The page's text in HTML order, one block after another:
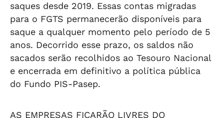
saques desde 2019. Essas contas migradas
para o FGTS permanecerão disponíveis para
saque a qualquer momento pelo período de 5
anos. Decorrido esse prazo, os saldos não
sacados serão recolhidos ao Tesouro Nacional
e encerrada em definitivo a política pública
do Fundo PIS-Pasep.
AS EMPRESAS FICARÃO LIVRES DO